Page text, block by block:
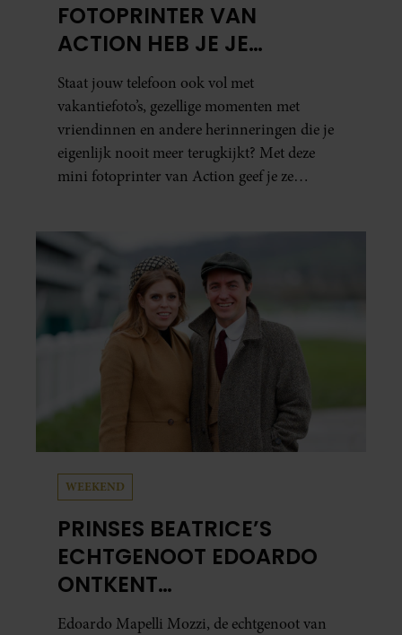
FOTOPRINTER VAN
ACTION HEB JE JE
FAVORIETE FOTO’S BINNEN
ÉÉN MINUUT IN HANDEN
Staat jouw telefoon ook vol met
vakantiefoto’s, gezellige momenten met
vriendinnen en andere herinneringen die je
eigenlijk nooit meer terugkijkt? Met deze
mini fotoprinter van Action geef je ze
al in handen.
WEEKEND
PRINSES BEATRICE’S
ECHTGENOOT EDOARDO
ONTKENT
HUWELIJKSPROBLEMEN
Edoardo Mapelli Mozzi, de echtgenoot van